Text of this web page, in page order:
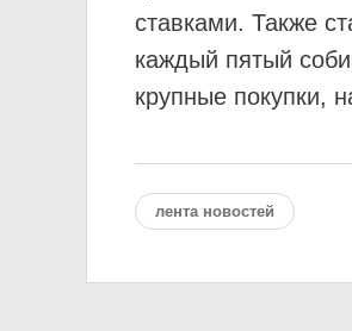
ставками. Также
каждый пятый
крупные покупки,
лента новостей